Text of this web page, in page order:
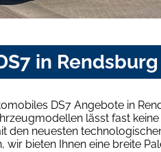
in
DS7 Angebote in
lässt fast
den neuesten
bieten Ihnen eine breite